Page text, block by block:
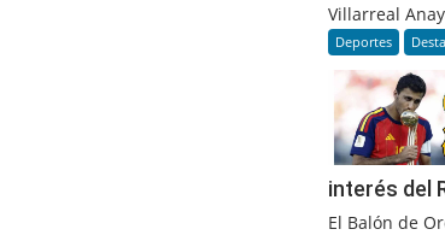
Villarreal
Deportes
interés del
El Balón de